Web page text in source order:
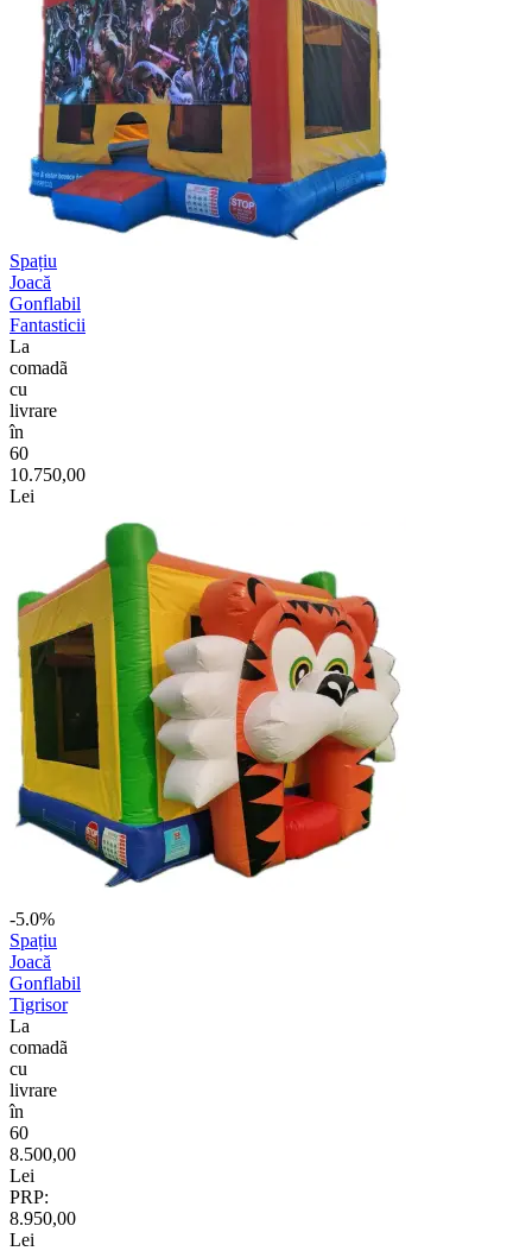
Spațiu
Joacă
Gonflabil
Fantasticii
La
comadã
cu
livrare
în
60
10.750,00
Lei
-5.0%
Spațiu
Joacă
Gonflabil
Tigrisor
La
comadã
cu
livrare
în
60
8.500,00
Lei
PRP:
8.950,00
Lei